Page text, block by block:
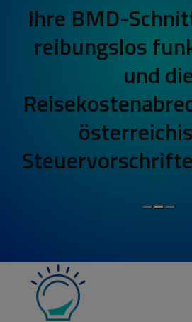
Ihre BMD-
reibungslos
und